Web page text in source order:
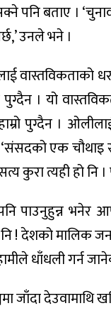
पनि बताए ।
उनले भने ।
। यो
पुग्दैन ।
‘संसदको एक
कुरा त्यही हो नि ।
पाउनुहुन्न
नि ! देशको मालिक
धाँधली गर्न
जाँदा देउवामाथि